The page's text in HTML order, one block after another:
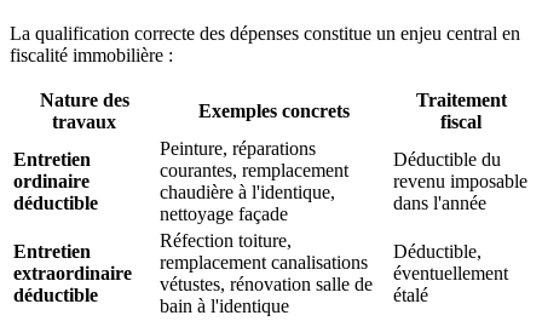
La qualification correcte des dépenses constitue un enjeu central en
fiscalité immobilière :
Nature des
travaux
Exemples concrets
Traitement
fiscal
Entretien
ordinaire
déductible
Peinture, réparations
courantes, remplacement
chaudière à l'identique,
nettoyage façade
Déductible du
revenu imposable
dans l'année
Entretien
extraordinaire
déductible
Réfection toiture,
remplacement canalisations
vétustes, rénovation salle de
bain à l'identique
Déductible,
éventuellement
étalé